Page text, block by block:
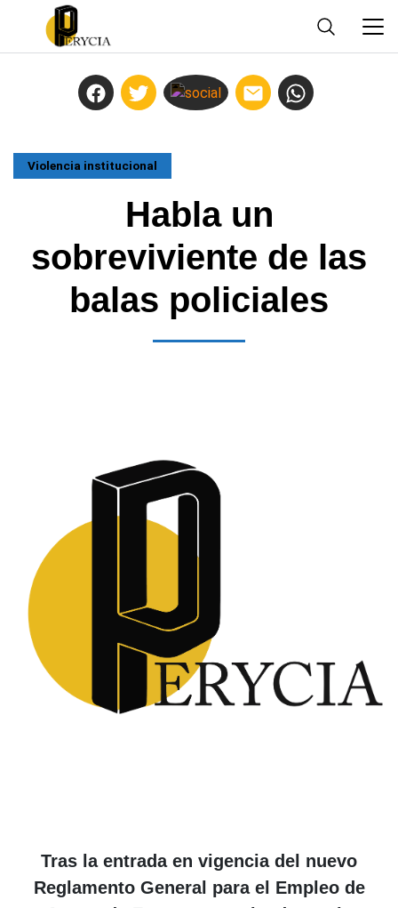
Violencia institucional
Habla un
sobreviviente de las
balas policiales
Tras la entrada en vigencia del nuevo
Reglamento General para el Empleo de